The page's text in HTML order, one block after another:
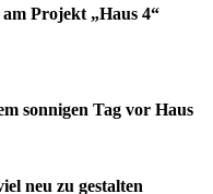
Projekt „Haus 4“
sonnigen Tag vor Haus
neu zu gestalten